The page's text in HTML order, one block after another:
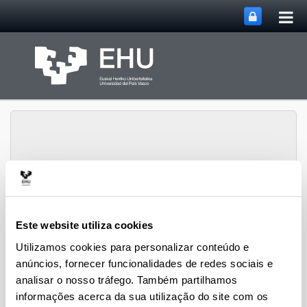
Este website utiliza cookies
Utilizamos cookies para personalizar conteúdo e
anúncios, fornecer funcionalidades de redes sociais e
analisar o nosso tráfego. Também partilhamos
informações acerca da sua utilização do site com os
Proyectos vigentes